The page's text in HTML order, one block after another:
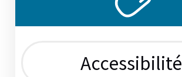
Accessibilité